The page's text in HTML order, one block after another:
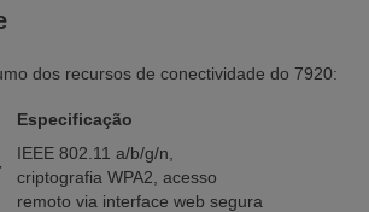
dos recursos de conectividade do 7920:
Especificação
IEEE 802.11 a/b/g/n,
criptografia WPA2, acesso
remoto via interface web segura